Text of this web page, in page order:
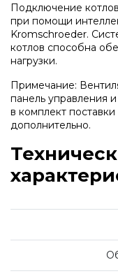
Напольные
котлы Vaillant
Настенные
Ёмкостные
Системы
Пакетные
Подключение
при помощи
Kromschroeder.
котлов способна
нагрузки.
Примечание:
панель управления
в комплект
дополнительно.